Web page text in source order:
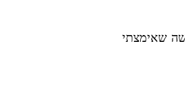
שאימצתי